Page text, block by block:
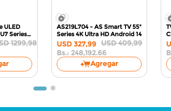
ULED
Series
1299,98
AS219L704 - AS Smart TV 55"
Series 4K Ultra HD Android 14
USD 327,99 USD 409,99
Bs.: 248,192.66
Agregar